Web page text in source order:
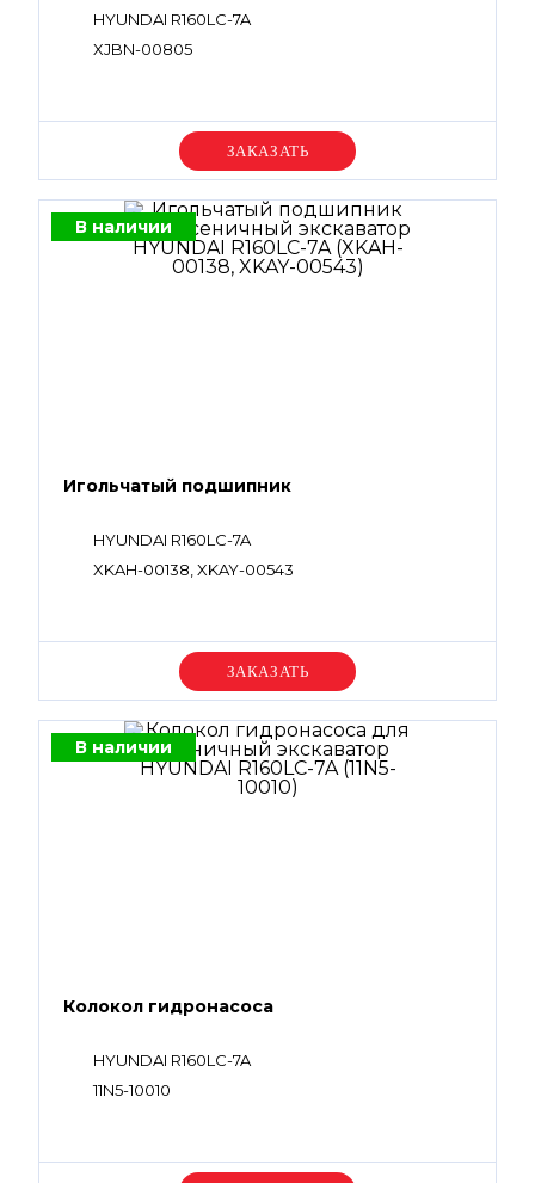
HYUNDAI R160LC-7A
XJBN-00805
Уточняйте цену
В наличии
Игольчатый подшипник
HYUNDAI R160LC-7A
XKAH-00138, XKAY-00543
Уточняйте цену
В наличии
Колокол гидронасоса
HYUNDAI R160LC-7A
11N5-10010